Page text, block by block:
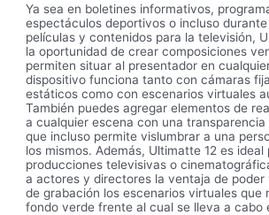
Ya sea en boletines informativos,
espectáculos deportivos o incluso
películas y contenidos para la televisión,
la oportunidad de crear composiciones
permiten situar al presentador en
dispositivo funciona tanto con cámaras
estáticos como con escenarios virtuales
También puedes agregar elementos de
a cualquier escena con una
que incluso permite vislumbrar a una
los mismos. Además, Ultimatte 12 es ideal
producciones televisivas o
a actores y directores la ventaja de poder
de grabación los escenarios virtuales que
fondo verde frente al cual se lleva a cabo